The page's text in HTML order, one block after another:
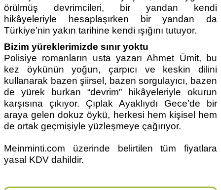
örülmüş devrimcileri, bir yandan kendi
hikâyeleriyle hesaplaşırken bir yandan da
Türkiye’nin yakın tarihine kendi ışığını tutuyor.
Bizim yüreklerimizde sınır yoktu
Polisiye romanların usta yazarı Ahmet Ümit, bu
kez öykünün yoğun, çarpıcı ve keskin dilini
kullanarak bazen şiirsel, bazen sorgulayıcı, bazen
de yürek burkan “devrim” hikâyeleriyle okurun
karşısına çıkıyor. Çıplak Ayaklıydı Gece’de bir
araya gelen dokuz öykü, herkesi hem kişisel hem
de ortak geçmişiyle yüzleşmeye çağırıyor.
Meinminti.com üzerinde belirtilen tüm fiyatlara
yasal KDV dahildir.